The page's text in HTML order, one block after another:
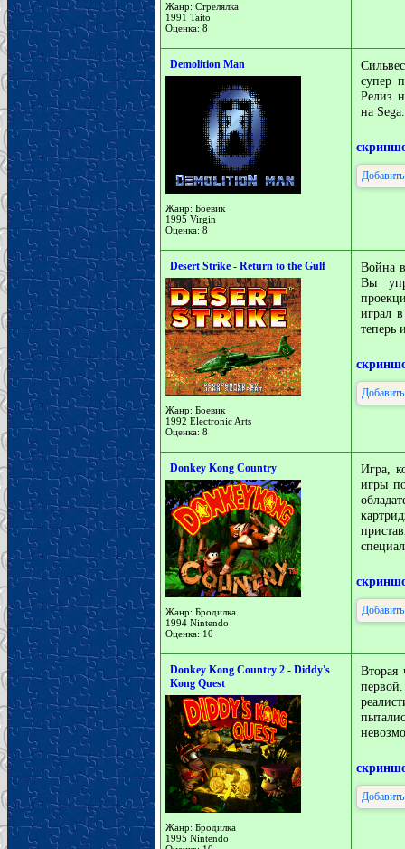
Жанр: Стрелялка
1991 Taito
Оценка: 8
Demolition Man
Жанр: Боевик
1995 Virgin
Оценка: 8
супер
Релиз
на Sega.
Desert Strike - Return to the Gulf
Жанр: Боевик
1992 Electronic Arts
Оценка: 8
Война
Вы
играл
теперь
Donkey Kong Country
Жанр: Бродилка
1994 Nintendo
Оценка: 10
Игра,
игры
Donkey Kong Country 2 - Diddy's
Kong Quest
Жанр: Бродилка
1995 Nintendo